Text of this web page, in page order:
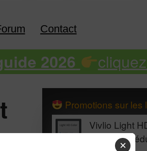
Contact
2026 cliquez
Promotions sur les
Vivlio Light
HOUSSE
✕